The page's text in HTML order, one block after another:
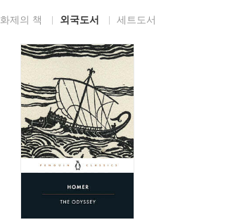
화제의 책 외국도서 세트도서